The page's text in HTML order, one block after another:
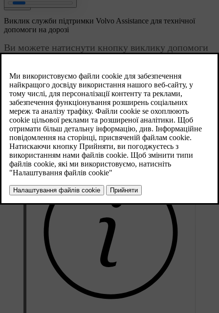
Ввійти
Оновлено 28.10.2024
Виклик служби підтримки Volvo Assistance для технічної
допомоги на дорозі
Ви можете натиснути кнопку виклику допомоги
на дорозі[1]. Це може знадобитися, якщо у вас
виникнуть непередбачувані проблеми в дорозі,
наприклад, якщо ваш автомобіль не запуститься
чи зламається, або станеться прокол шини.